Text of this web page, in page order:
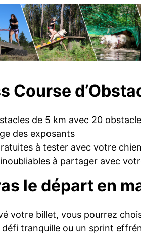
Course
de 5 km avec 20
des exposants
à tester avec votre
à partager avec
le départ en
votre billet, vous pourrez
tranquille ou un sprint